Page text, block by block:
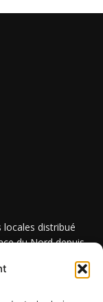
locales distribué
du Nord depuis
Erstein depuis
2023.